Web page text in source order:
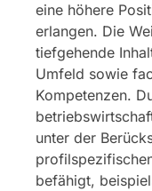
eine höhere
erlangen. Die
tiefgehende
Umfeld sowie
Kompetenzen.
unter der
befähigt,